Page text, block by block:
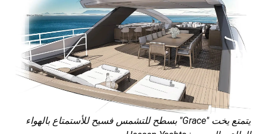
يتمتع يخت "Grace" بسطح للتشمس فسيح للأستمتاع بالهواء